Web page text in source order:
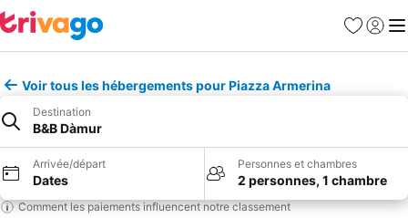
Favoris
Se
Voir tous les hébergements pour Piazza Armerina
Destination
B&B Dàmur
Arrivée/départ
Dates
Personnes et chambres
2 personnes, 1 chambre
Comment les paiements influencent notre classement